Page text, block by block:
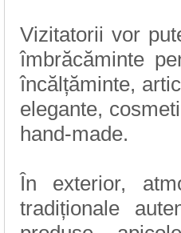
Vizitatorii vor
îmbrăcăminte
încălțăminte,
elegante,
hand-made.
În exterior,
tradiționale